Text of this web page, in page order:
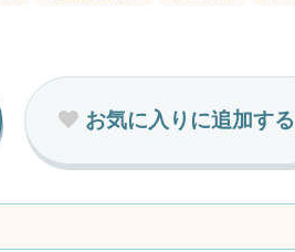
お気に入りに追加する